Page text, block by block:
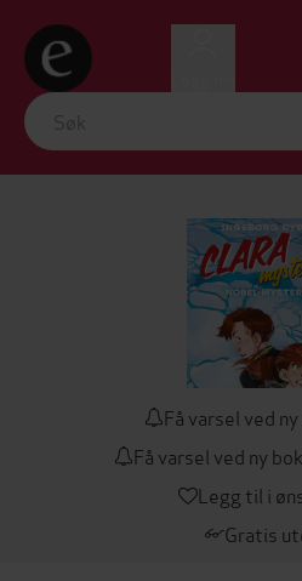
Få varsel ved
Få varsel ved ny
Legg til i
Gratis